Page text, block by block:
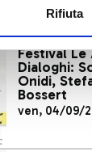
Rifiuta
Sondrio
Festival
Dialoghi:
Onidi,
Bossert
ven, 04/09/